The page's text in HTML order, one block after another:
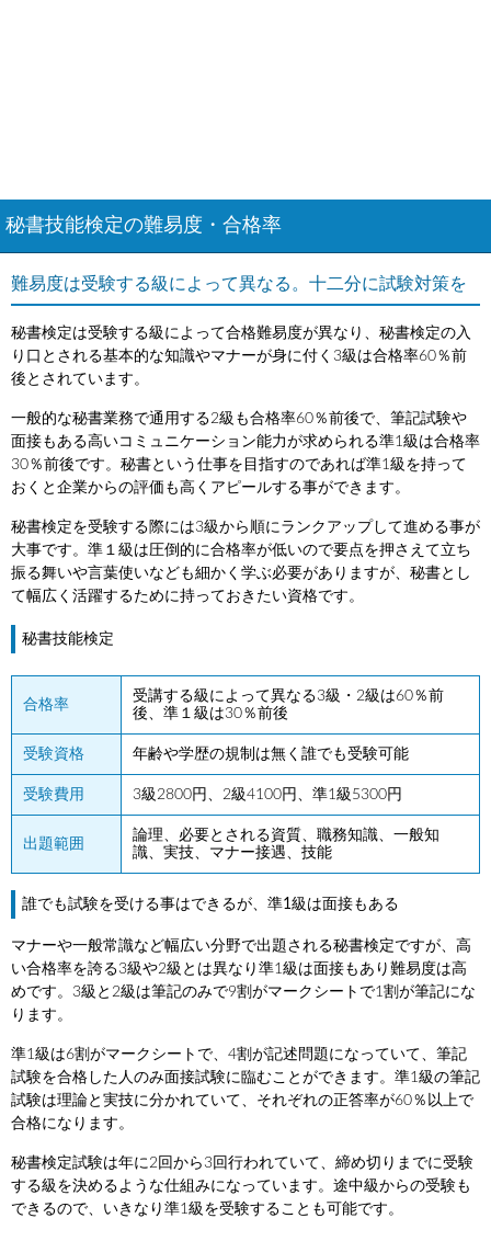
秘書技能検定の難易度・合格率
難易度は受験する級によって異なる。十二分に試験対策を
秘書検定は受験する級によって合格難易度が異なり、秘書検定の入
り口とされる基本的な知識やマナーが身に付く3級は合格率60％前
後とされています。
一般的な秘書業務で通用する2級も合格率60％前後で、筆記試験や
面接もある高いコミュニケーション能力が求められる準1級は合格率
30％前後です。秘書という仕事を目指すのであれば準1級を持って
おくと企業からの評価も高くアピールする事ができます。
秘書検定を受験する際には3級から順にランクアップして進める事が
大事です。準１級は圧倒的に合格率が低いので要点を押さえて立ち
振る舞いや言葉使いなども細かく学ぶ必要がありますが、秘書とし
て幅広く活躍するために持っておきたい資格です。
秘書技能検定
合格率
受講する級によって異なる3級・2級は60％前
後、準１級は30％前後
受験資格 年齢や学歴の規制は無く誰でも受験可能
受験費用 3級2800円、2級4100円、準1級5300円
出題範囲
論理、必要とされる資質、職務知識、一般知
識、実技、マナー接遇、技能
誰でも試験を受ける事はできるが、準1級は面接もある
マナーや一般常識など幅広い分野で出題される秘書検定ですが、高
い合格率を誇る3級や2級とは異なり準1級は面接もあり難易度は高
めです。3級と2級は筆記のみで9割がマークシートで1割が筆記にな
ります。
準1級は6割がマークシートで、4割が記述問題になっていて、筆記
試験を合格した人のみ面接試験に臨むことができます。準1級の筆記
試験は理論と実技に分かれていて、それぞれの正答率が60％以上で
合格になります。
秘書検定試験は年に2回から3回行われていて、締め切りまでに受験
する級を決めるような仕組みになっています。途中級からの受験も
できるので、いきなり準1級を受験することも可能です。